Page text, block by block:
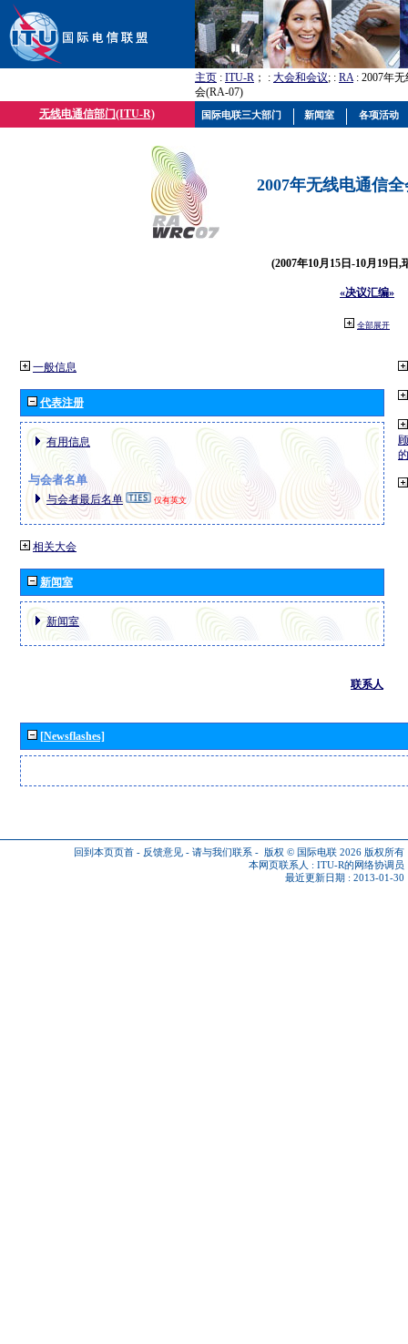
主页 : ITU-R ； : 大会和会议; : RA: 2007年
会(RA-07)
无线电通信部门(ITU-R)
2007年无线电通信
(2007年10月15日-10月19日,
«决议汇编»
全部展开
一般信息
代表注册
有用信息
与会者名单
与会者最后名单 仅有英文
相关大会
新闻室
新闻室
联系人
[Newsflashes]
回到本页页首 - 反馈意见 - 请与我们联系 - 版权 © 国际电联 2026 版权所有
本网页联系人 : ITU-R的网络协调员
最近更新日期 : 2013-01-30
国际电联三大部门 新闻室 各项活动